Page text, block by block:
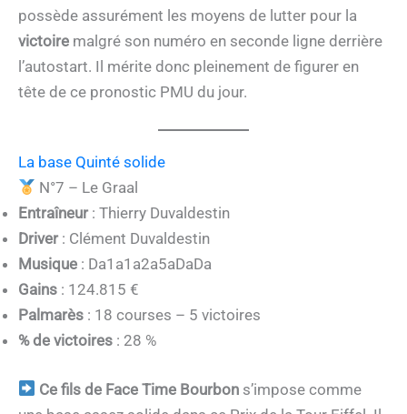
possède assurément les moyens de lutter pour la
victoire malgré son numéro en seconde ligne derrière
l’autostart. Il mérite donc pleinement de figurer en
tête de ce pronostic PMU du jour.
La base Quinté solide
N°7 – Le Graal
Entraîneur: Thierry Duvaldestin
Driver: Clément Duvaldestin
Musique : Da1a1a2a5aDaDa
Gains : 124.815 €
Palmarès : 18 courses – 5 victoires
% de victoires : 28 %
Ce fils de Face Time Bourbon s’impose comme